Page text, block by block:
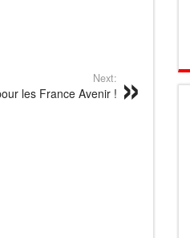
Next:
les France Avenir !